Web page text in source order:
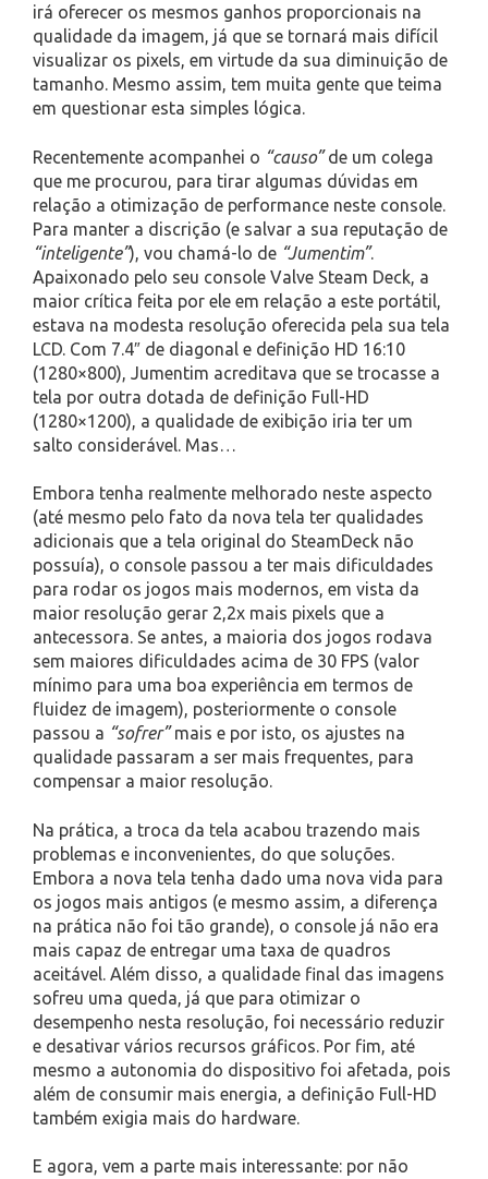
irá oferecer os mesmos ganhos proporcionais na
qualidade da imagem, já que se tornará mais difícil
visualizar os pixels, em virtude da sua diminuição de
tamanho. Mesmo assim, tem muita gente que teima
em questionar esta simples lógica.
Recentemente acompanhei o “causo”de um colega
que me procurou, para tirar algumas dúvidas em
relação a otimização de performance neste console.
Para manter a discrição (e salvar a sua reputação de
“inteligente”), vou chamá-lo de “Jumentim”.
Apaixonado pelo seu console Valve Steam Deck, a
maior crítica feita por ele em relação a este portátil,
estava na modesta resolução oferecida pela sua tela
LCD. Com 7.4″ de diagonal e definição HD 16:10
(1280×800), Jumentim acreditava que se trocasse a
tela por outra dotada de definição Full-HD
(1280×1200), a qualidade de exibição iria ter um
salto considerável. Mas…
Embora tenha realmente melhorado neste aspecto
(até mesmo pelo fato da nova tela ter qualidades
adicionais que a tela original do SteamDeck não
possuía), o console passou a ter mais dificuldades
para rodar os jogos mais modernos, em vista da
maior resolução gerar 2,2x mais pixels que a
antecessora. Se antes, a maioria dos jogos rodava
sem maiores dificuldades acima de 30 FPS (valor
mínimo para uma boa experiência em termos de
fluidez de imagem), posteriormente o console
passou a “sofrer”mais e por isto, os ajustes na
qualidade passaram a ser mais frequentes, para
compensar a maior resolução.
Na prática, a troca da tela acabou trazendo mais
problemas e inconvenientes, do que soluções.
Embora a nova tela tenha dado uma nova vida para
os jogos mais antigos (e mesmo assim, a diferença
na prática não foi tão grande), o console já não era
mais capaz de entregar uma taxa de quadros
aceitável. Além disso, a qualidade final das imagens
sofreu uma queda, já que para otimizar o
desempenho nesta resolução, foi necessário reduzir
e desativar vários recursos gráficos. Por fim, até
mesmo a autonomia do dispositivo foi afetada, pois
além de consumir mais energia, a definição Full-HD
também exigia mais do hardware.
E agora, vem a parte mais interessante: por não